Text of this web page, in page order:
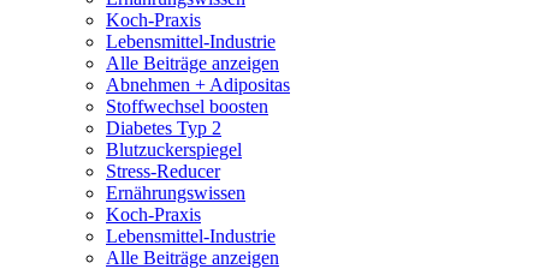
Koch-Praxis
Lebensmittel-Industrie
Alle Beiträge anzeigen
Abnehmen + Adipositas
Stoffwechsel boosten
Diabetes Typ 2
Blutzuckerspiegel
Stress-Reducer
Ernährungswissen
Koch-Praxis
Lebensmittel-Industrie
Alle Beiträge anzeigen